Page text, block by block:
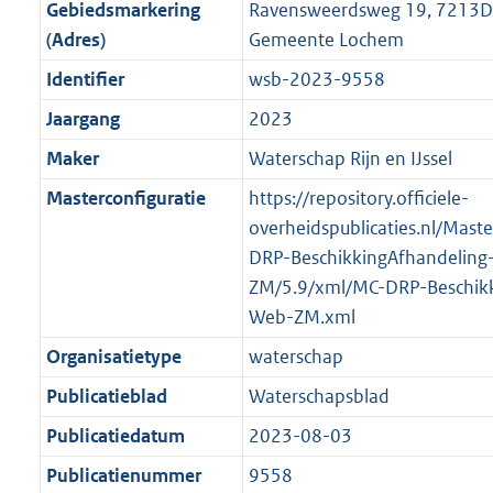
f
o
m
a
a
b
n
f
r
m
a
b
i
n
o
r
m
b
e
i
f
o
r
m
7
o
o
t
t
e
:
2
K
b
r
o
o
t
e
:
2
K
b
Gebiedsmarkering
(Adres)
Ravensweerdsweg 19,
Gemeente Lochem
Identifier
wsb-2023-9558
Jaargang
2023
Maker
Waterschap Rijn en IJssel
Masterconfiguratie
https://repository.officiele-
overheidspublicaties.nl/
DRP-
ZM/5.9/xml/MC-DRP-
Web-ZM.xml
Organisatietype
waterschap
Publicatieblad
Waterschapsblad
Publicatiedatum
2023-08-03
Publicatienummer
9558